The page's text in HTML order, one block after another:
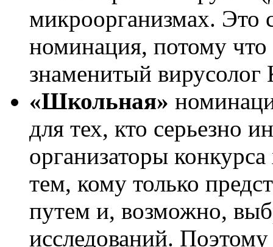
микроорганизмах. Это
номинация, потому что
знаменитый
«Школьная»
для тех, кто серьезно
организаторы
тем, кому только
путем и, возможно,
исследований.